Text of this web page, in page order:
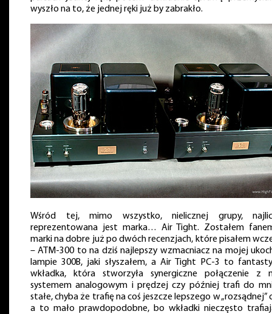
wyszło na to, że jednej ręki już by zabrakło.
Wśród tej, mimo wszystko, nielicznej grupy,
reprezentowana jest marka… Air Tight. Zostałem
marki na dobre już po dwóch recenzjach, które pisałem
– ATM-300 to na dziś najlepszy wzmacniacz na mojej
lampie 300B, jaki słyszałem, a Air Tight PC-3 to
wkładka, która stworzyła synergiczne połączenie z
systemem analogowym i prędzej czy później trafi do
stałe, chyba że trafię na coś jeszcze lepszego w „rozsądnej”
a to mało prawdopodobne, bo wkładki nieczęsto